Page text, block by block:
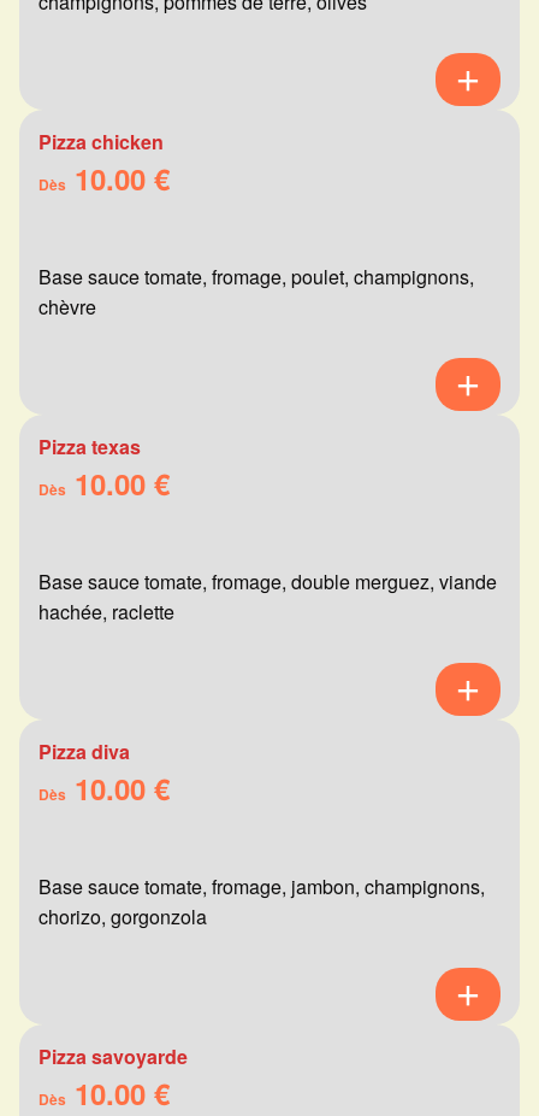
Pizza chicken
Dès 10.00 €
Base sauce tomate, fromage, poulet, champignons,
chèvre
Pizza texas
Dès 10.00 €
Base sauce tomate, fromage, double merguez, viande
hachée, raclette
Pizza diva
Dès 10.00 €
Base sauce tomate, fromage, jambon, champignons,
chorizo, gorgonzola
Pizza savoyarde
Dès 10.00 €